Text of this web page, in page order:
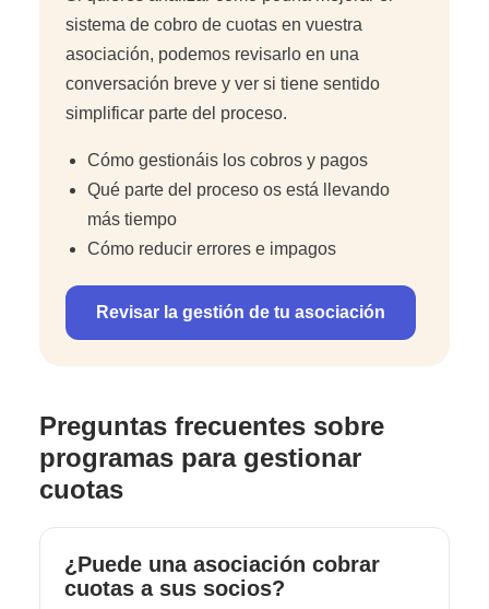
sistema de cobro de cuotas en vuestra
asociación, podemos revisarlo en una
conversación breve y ver si tiene sentido
simplificar parte del proceso.
Cómo gestionáis los cobros y pagos
Qué parte del proceso os está llevando
más tiempo
Cómo reducir errores e impagos
Revisar la gestión de tu asociación
Preguntas frecuentes sobre
programas para gestionar
cuotas
¿Puede una asociación cobrar
cuotas a sus socios?